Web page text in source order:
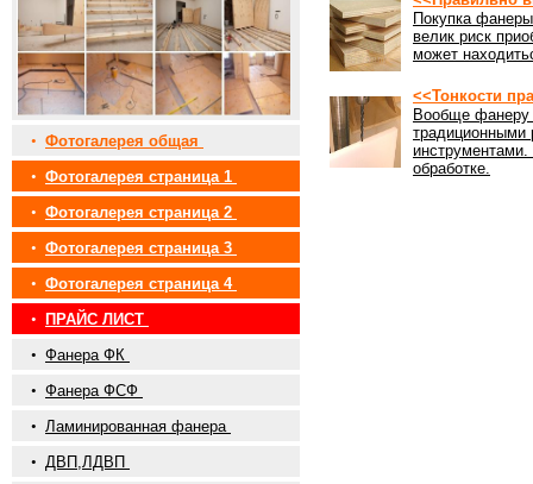
• Фотогалерея общая
• Фотогалерея страница 1
• Фотогалерея страница 2
• Фотогалерея страница 3
• Фотогалерея страница 4
•
ПРАЙС ЛИСТ
• Фанера ФК
• Фанера ФСФ
• Ламинированная фанера
• ДВП,ЛДВП
Покупка
велик риск
может
<<Тонкости
Вообще фанеру
традиционными
обработке.